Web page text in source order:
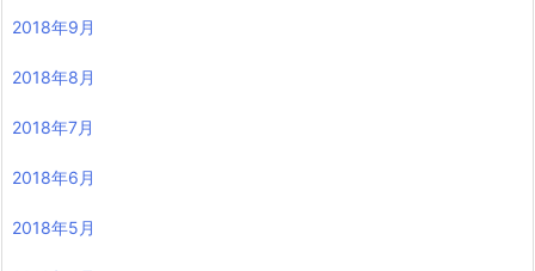
2018年9月
2018年8月
2018年7月
2018年6月
2018年5月